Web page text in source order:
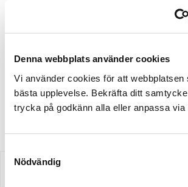
Denna webbplats använder cookies
Vi använder cookies för att webbplatsen
bästa upplevelse. Bekräfta ditt
trycka på godkänn alla eller anpassa via
Nödvändig
Finns i lager
Minsta beställning: 0.5 m
Artikelnr: H609